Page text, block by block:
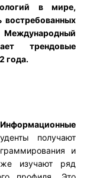
в мире,
востребованных
трендовые
года.
получают
и
изучают ряд